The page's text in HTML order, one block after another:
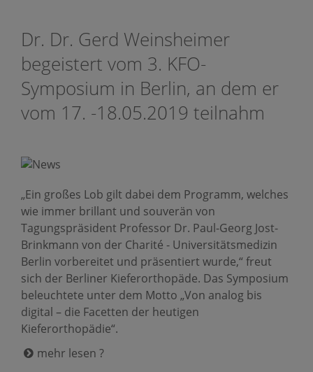
Dr. Dr. Gerd Weinsheimer
begeistert vom 3. KFO-
Symposium in Berlin, an dem er
vom 17. -18.05.2019 teilnahm
„Ein großes Lob gilt dabei dem Programm, welches
wie immer brillant und souverän von
Tagungspräsident Professor Dr. Paul-Georg Jost-
Brinkmann von der Charité - Universitätsmedizin
Berlin vorbereitet und präsentiert wurde,“ freut
sich der Berliner Kieferorthopäde. Das Symposium
beleuchtete unter dem Motto „Von analog bis
digital – die Facetten der heutigen
Kieferorthopädie“.
mehr lesen ?